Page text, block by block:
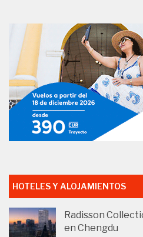
HOTELES Y ALOJAMIENTOS
Radisson
en Chengdu